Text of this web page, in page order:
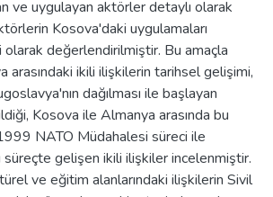
ve uygulayan aktörler detaylı olarak
Kosova'daki uygulamaları
olarak değerlendirilmiştir. Bu amaçla
arasındaki ikili ilişkilerin tarihsel gelişimi,
dağılması ile başlayan
Kosova ile Almanya arasında bu
NATO Müdahalesi süreci ile
süreçte gelişen ikili ilişkiler incelenmiştir.
ve eğitim alanlarındaki ilişkilerin Sivil